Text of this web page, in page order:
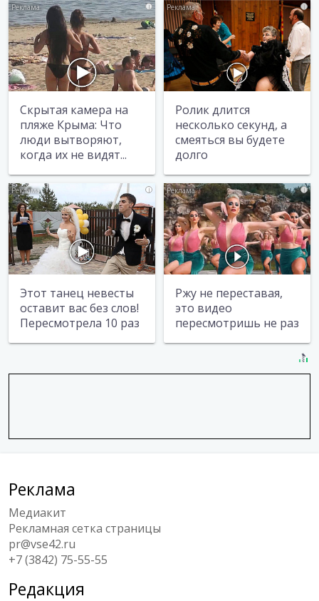
i
Скрытая камера на
пляже Крыма: Что
люди вытворяют,
когда их не видят...
i
Ролик длится
несколько секунд, а
смеяться вы будете
долго
i
Этот танец невесты
оставит вас без слов!
Пересмотрела 10 раз
i
Ржу не переставая,
это видео
пересмотришь не раз
Реклама
Медиакит
Рекламная сетка страницы
pr@vse42.ru
+7 (3842) 75-55-55
Редакция